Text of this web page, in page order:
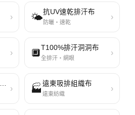
› 🌤️抗UV速乾排汗布
防曬・速乾
›
› 🔲T100%排汗洞洞布
全排汗・網眼
›
單層鳥眼排汗布(玉米布)
› 🏭 遠東吸排組織布
遠東紡織
›